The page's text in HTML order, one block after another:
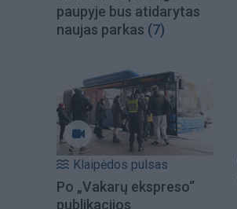
paupyje bus atidarytas
naujas parkas (7)
Klaipėdos pulsas
Po „Vakarų ekspreso“
publikacijos